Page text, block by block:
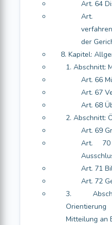
Art. 64
Art.
der
8. Kapitel:
1. Abschnitt:
Art. 66
Art. 67
Art. 68
2. Abschnitt:
Art. 69
Art. 70
Art. 71
Art. 72
3.
Mitteilung an